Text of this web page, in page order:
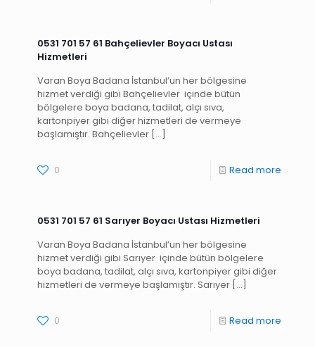
0531 701 57 61 Bahçelievler Boyacı Ustası
Hizmetleri
Varan Boya Badana İstanbul’un her bölgesine
hizmet verdiği gibi Bahçelievler içinde bütün
bölgelere boya badana, tadilat, alçı sıva,
kartonpiyer gibi diğer hizmetleri de vermeye
başlamıştır. Bahçelievler […]
0 Read more
0531 701 57 61 Sarıyer Boyacı Ustası Hizmetleri
Varan Boya Badana İstanbul’un her bölgesine
hizmet verdiği gibi Sarıyer içinde bütün bölgelere
boya badana, tadilat, alçı sıva, kartonpiyer gibi diğer
hizmetleri de vermeye başlamıştır. Sarıyer […]
0 Read more